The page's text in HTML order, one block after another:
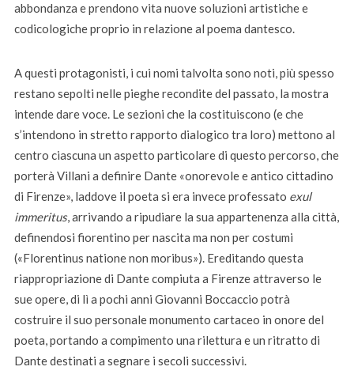
abbondanza e prendono vita nuove soluzioni artistiche e
codicologiche proprio in relazione al poema dantesco.
A questi protagonisti, i cui nomi talvolta sono noti, più spesso
restano sepolti nelle pieghe recondite del passato, la mostra
intende dare voce. Le sezioni che la costituiscono (e che
s’intendono in stretto rapporto dialogico tra loro) mettono al
centro ciascuna un aspetto particolare di questo percorso, che
porterà Villani a definire Dante «onorevole e antico cittadino
di Firenze», laddove il poeta si era invece professato exul
immeritus, arrivando a ripudiare la sua appartenenza alla città,
definendosi fiorentino per nascita ma non per costumi
(«Florentinus natione non moribus»). Ereditando questa
riappropriazione di Dante compiuta a Firenze attraverso le
sue opere, di lì a pochi anni Giovanni Boccaccio potrà
costruire il suo personale monumento cartaceo in onore del
poeta, portando a compimento una rilettura e un ritratto di
Dante destinati a segnare i secoli successivi.